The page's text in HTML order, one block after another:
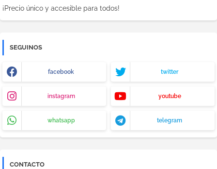
¡Precio único y accesible para todos!
SEGUINOS
facebook twitter
instagram youtube
whatsapp telegram
CONTACTO